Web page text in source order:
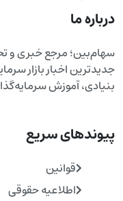
درباره ما
سهام‌بین؛ مرجع خبری و
جدیدترین اخبار بازار
بنیادی، آموزش
پیوندهای سریع
قوانین
اطلاعیه حقوقی